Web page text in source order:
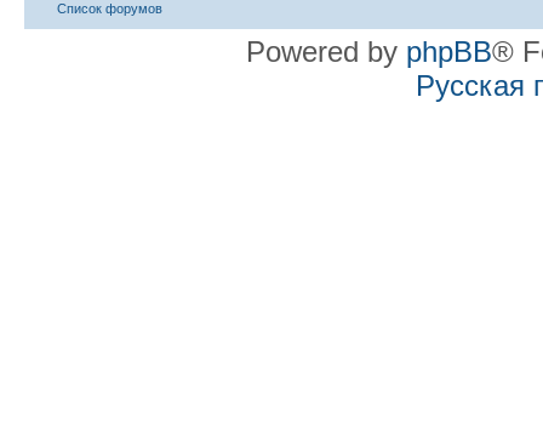
Список форумов
Powered by phpBB®
Русская